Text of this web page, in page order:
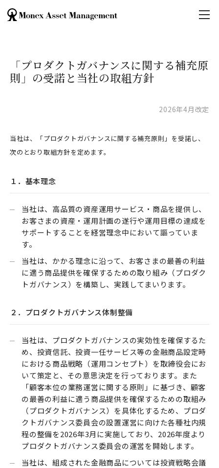
「プロダクトガバナンスに関する補充原
則」の受諾と当社の取組方針
2026年4月改定
当社は、「プロダクトガバナンスに関する補充原則」を受諾し、
次のとおり取組方針を定めます。
１．基本理念
当社は、高品質の資産運用サービス・商品を提供し、
お客さまの資産・運用計画の遂行や運用目標の達成を
サポートすることを経営理念中において謳っていま
す。
当社は、かかる理念に沿って、お客さまの最善の利益
に適う商品提供を確保するための取り組み（プロダク
トガバナンス）を構築し、実践してまいります。
２．プロダクトガバナンス体制整備
当社は、プロダクトガバナンスの実効性を確保するた
め、投資信託、投資一任サービス等の金融商品設定時
における商品戦略（運用コンセプト）を取締役会にお
いて策定と、その意思決定を行っております。また
「顧客本位の業務運営に関する原則」に基づき、顧客
の最善の利益に適う商品提供を確保するための取組み
（プロダクトガバナンス）を具体化するため、プロダ
クトガバナンス委員会の設置運営に向けた各種社内規
程の整備を2026年3月に実施しており、2026年度より
プロダクトガバナンス委員会の運営を開始します。
当社は、組成された金融商品については投資戦略会議